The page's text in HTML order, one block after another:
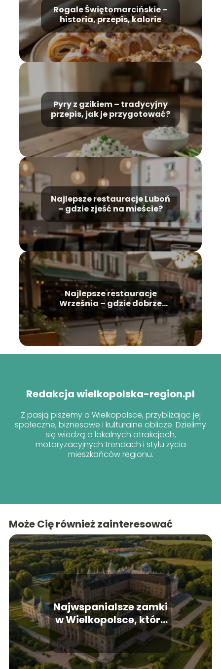
Rogale Świętomarcińskie –
historia, przepis, kalorie
Pyry z gzikiem – tradycyjny
przepis, jak je przygotować?
Najlepsze restauracje Luboń
– gdzie zjeść na mieście?
Najlepsze restauracje
Września – gdzie dobrze
zjeść?
Redakcja wielkopolska-region.pl
Z pasją piszemy o Wielkopolsce, przybliżając jej
społeczne, biznesowe i kulturalne oblicze. Dzielimy
się wiedzą o lokalnych atrakcjach,
motoryzacyjnych trendach i stylu życia
mieszkańców regionu.
Może Cię również zainteresować
Najwspanialsze zamki
w Wielkopolsce, które
warto odwiedzić